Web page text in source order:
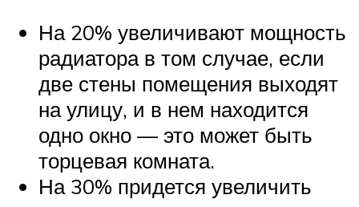
На 20% увеличивают мощность
радиатора в том случае, если
две стены помещения выходят
на улицу, и в нем находится
одно окно — это может быть
торцевая комната.
На 30% придется увеличить